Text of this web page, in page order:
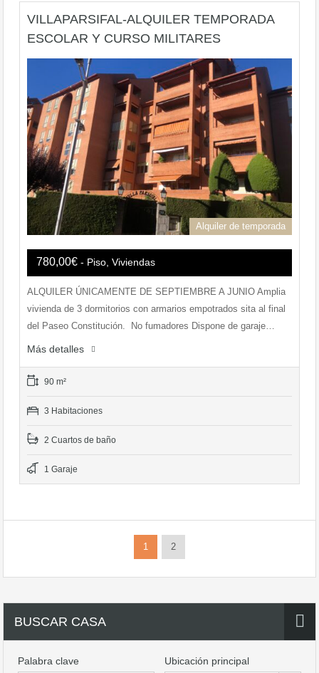
VILLAPARSIFAL-ALQUILER TEMPORADA
ESCOLAR Y CURSO MILITARES
Alquiler de temporada
780,00€ - Piso, Viviendas
ALQUILER ÚNICAMENTE DE SEPTIEMBRE A JUNIO Amplia
vivienda de 3 dormitorios con armarios empotrados sita al final
del Paseo Constitución. No fumadores Dispone de garaje…
Más detalles
90 m²
3 Habitaciones
2 Cuartos de baño
1 Garaje
1 2
BUSCAR CASA
Palabra clave Ubicación principal